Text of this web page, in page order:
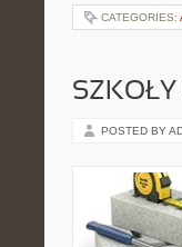
CATEGORIES:
SZKOŁY
POSTED BY